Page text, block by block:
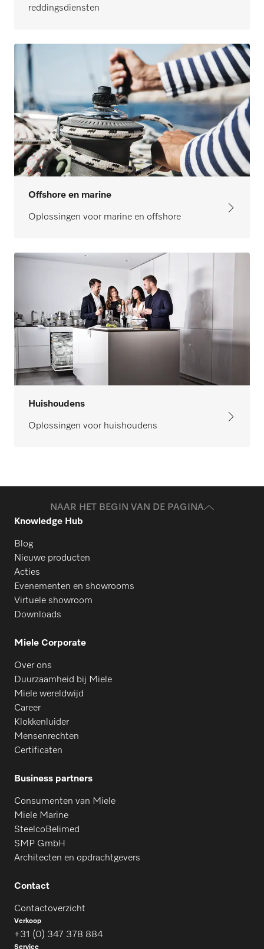
reddingsdiensten
Offshore en marine
Oplossingen voor marine en offshore
Huishoudens
Oplossingen voor huishoudens
NAAR HET BEGIN VAN DE PAGINA
Knowledge Hub
Blog
Nieuwe producten
Acties
Evenementen en showrooms
Virtuele showroom
Downloads
Miele Corporate
Over ons
Duurzaamheid bij Miele
Miele wereldwijd
Career
Klokkenluider
Mensenrechten
Certificaten
Business partners
Consumenten van Miele
Miele Marine
SteelcoBelimed
SMP GmbH
Architecten en opdrachtgevers
Contact
Contactoverzicht
Verkoop
+31 (0) 347 378 884
Service